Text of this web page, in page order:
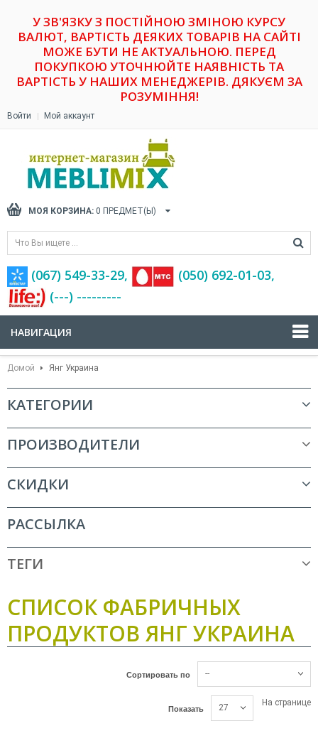
У ЗВ'ЯЗКУ З ПОСТІЙНОЮ ЗМІНОЮ КУРСУ
ВАЛЮТ, ВАРТІСТЬ ДЕЯКИХ ТОВАРІВ НА САЙТІ
МОЖЕ БУТИ НЕ АКТУАЛЬНОЮ. ПЕРЕД
ПОКУПКОЮ УТОЧНЮЙТЕ НАЯВНІСТЬ ТА
ВАРТІСТЬ У НАШИХ МЕНЕДЖЕРІВ. ДЯКУЄМ ЗА
РОЗУМІННЯ!
Войти Мой аккаунт
МОЯ КОРЗИНА: 0 ПРЕДМЕТ(Ы)
(067) 549-33-29,
(‎050) 692-01-03,
(---) ---------
НАВИГАЦИЯ
Домой Янг Украина
КАТЕГОРИИ
ПРОИЗВОДИТЕЛИ
СКИДКИ
РАССЫЛКА
ТЕГИ
СПИСОК ФАБРИЧНЫХ
ПРОДУКТОВ ЯНГ УКРАИНА
Сортировать по --
Показать 27 На странице